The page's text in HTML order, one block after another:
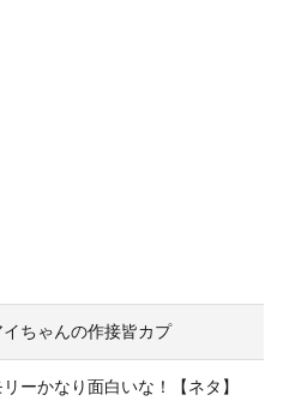
イちゃんの作接皆カプ
ーかなり面白いな！【ネタ】